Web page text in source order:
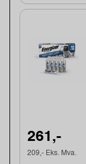
261,-
209,- Eks. Mva.